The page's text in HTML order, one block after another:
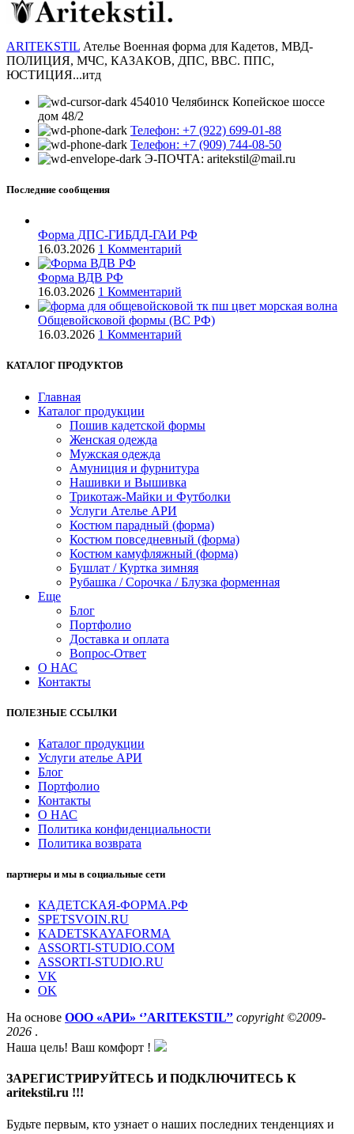
ARITEKSTIL Ателье Военная форма для Кадетов, МВД-
ПОЛИЦИЯ, МЧС, КАЗАКОВ, ДПС, ВВС. ППС,
ЮСТИЦИЯ...итд
454010 Челябинск Копейское шоссе
дом 48/2
Телефон: +7 (922) 699-01-88
Телефон: +7 (909) 744-08-50
Э-ПОЧТА: aritekstil@mail.ru
Последние сообщения
Форма ДПС-ГИБДД-ГАИ РФ
16.03.2026 1 Комментарий
Форма ВДВ РФ
16.03.2026 1 Комментарий
Общевойсковой формы (ВС РФ)
16.03.2026 1 Комментарий
КАТАЛОГ ПРОДУКТОВ
Главная
Каталог продукции
Пошив кадетской формы
Женская одежда
Мужская одежда
Амуниция и фурнитура
Нашивки и Вышивка
Трикотаж-Майки и Футболки
Услуги Ателье АРИ
Костюм парадный (форма)
Костюм повседневный (форма)
Костюм камуфляжный (форма)
Бушлат / Куртка зимняя
Рубашка / Сорочка / Блузка форменная
Еще
Блог
Портфолио
Доставка и оплата
Вопрос-Ответ
О НАС
Контакты
ПОЛЕЗНЫЕ ССЫЛКИ
Каталог продукции
Услуги ателье АРИ
Блог
Портфолио
Контакты
О НАС
Политика конфиденциальности
Политика возврата
партнеры и мы в социальные сети
КАДЕТСКАЯ-ФОРМА.РФ
SPETSVOIN.RU
KADETSKAYAFORMA
ASSORTI-STUDIO.COM
ASSORTI-STUDIO.RU
VK
OK
На основе ООО «АРИ» ‘’ARITEKSTIL’’ copyright ©2009-
2026 .
Наша цель! Ваш комфорт !
ЗАРЕГИСТРИРУЙТЕСЬ И ПОДКЛЮЧИТЕСЬ К
aritekstil.ru !!!
Будьте первым, кто узнает о наших последних тенденциях и